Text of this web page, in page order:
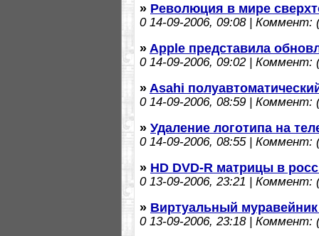
» Революция в мире
014-09-2006, 09:08 | Коммент:
» Apple представила
014-09-2006, 09:02 | Коммент:
» Asahi
014-09-2006, 08:59 | Коммент:
» Удаление логотипа на
014-09-2006, 08:55 | Коммент:
» HD DVD-R матрицы в
013-09-2006, 23:21 | Коммент:
» Виртуальный
013-09-2006, 23:18 | Коммент: